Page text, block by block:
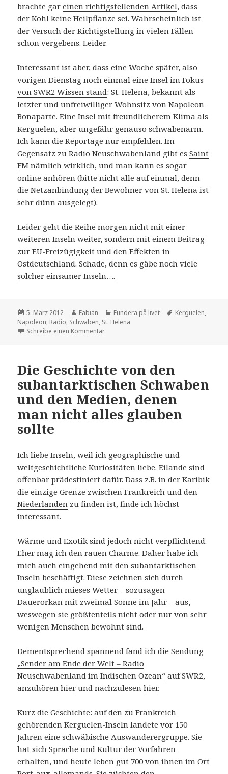
brachte gareinen richtigstellenden Artikel, dass
der Kohl keine Heilpflanze sei. Wahrscheinlich ist
der Versuch der Richtigstellung in vielen Fällen
schon vergebens. Leider.
Interessant ist aber, dass eine Woche später, also
vorigen Dienstagnoch einmal eine Insel im Fokus
von SWR2 Wissen stand: St. Helena, bekannt als
letzter und unfreiwilliger Wohnsitz von Napoleon
Bonaparte. Eine Insel mit freundlicherem Klima als
Kerguelen, aber ungefähr genauso schwabenarm.
Ich kann die Reportage nur empfehlen. Im
Gegensatz zu Radio Neuschwabenland gibt esSaint
FM nämlich wirklich, und man kann es sogar
online anhören (bitte nicht alle auf einmal, denn
die Netzanbindung der Bewohner von St. Helena ist
sehr dünn ausgelegt).
Leider geht die Reihe morgen nicht mit einer
weiteren Inseln weiter, sondern mit einem Beitrag
zur EU-Freizügigkeit und den Effekten in
Ostdeutschland. Schade, dennes gäbe noch viele
solcher einsamer Inseln….
Veröffentlicht
am
5. März 2012 Autor
Fabian Kategorien
Fundera på livet Schlagwörter
Kerguelen,
Napoleon, Radio, Schwaben, St. Helena
Schreibe einen Kommentarzu Noch ne Insel
Die Geschichte von den
subantarktischen Schwaben
und den Medien, denen
man nicht alles glauben
sollte
Ich liebe Inseln, weil ich geographische und
weltgeschichtliche Kuriositäten liebe. Eilande sind
offenbar prädestiniert dafür. Dass z.B. in der Karibik
die einzige Grenze zwischen Frankreich und den
Niederlanden zu finden ist, finde ich höchst
interessant.
Wärme und Exotik sind jedoch nicht verpflichtend.
Eher mag ich den rauen Charme. Daher habe ich
mich auch eingehend mit den subantarktischen
Inseln beschäftigt. Diese zeichnen sich durch
unglaublich mieses Wetter – sozusagen
Dauerorkan mit zweimal Sonne im Jahr – aus,
weswegen sie größtenteils nicht oder nur von sehr
wenigen Menschen bewohnt sind.
Dementsprechend spannend fand ich die Sendung
„Sender am Ende der Welt – Radio
Neuschwabenland im Indischen Ozean“ auf SWR2,
anzuhörenhier und nachzulesenhier.
Kurz die Geschichte: auf den zu Frankreich
gehörenden Kerguelen-Inseln landete vor 150
Jahren eine schwäbische Auswanderergruppe. Sie
hat sich Sprache und Kultur der Vorfahren
erhalten, und heute leben gut 700 von ihnen im Ort